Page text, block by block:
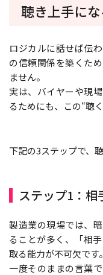
聴き上手に
ロジカルに話せば伝
の信頼関係を築くた
ません。
実は、バイヤーや現
るためにも、この“聴
下記の3ステップで、
ステップ1：相
製造業の現場では、
ることが多く、「相
取る能力が不可欠です。
一度そのままの言葉